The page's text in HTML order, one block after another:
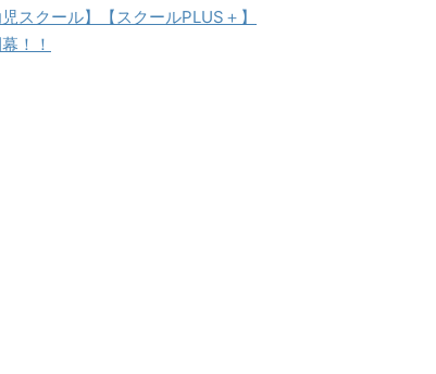
スクール】【スクールPLUS＋】
！！